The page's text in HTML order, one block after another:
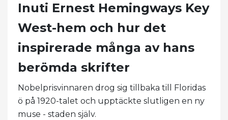
Inuti Ernest Hemingways Key
West-hem och hur det
inspirerade många av hans
berömda skrifter
Nobelprisvinnaren drog sig tillbaka till Floridas
ö på 1920-talet och upptäckte slutligen en ny
muse - staden själv.